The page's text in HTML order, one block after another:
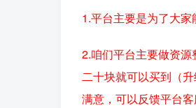
1.平台主要是为了大家
2.咱们平台主要做资
二十块就可以买到（
满意，可以反馈平台